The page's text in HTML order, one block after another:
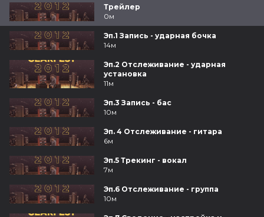
Трейлер
0м
Эп.1 Запись - ударная бочка
14м
Эп.2 Отслеживание - ударная
установка
11м
Эп.3 Запись - бас
10м
Эп. 4 Отслеживание - гитара
6м
Эп.5 Трекинг - вокал
7м
Эп.6 Отслеживание - группа
10м